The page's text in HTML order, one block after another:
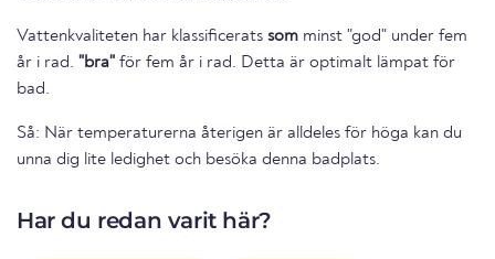
Vattenkvaliteten har klassificerats som minst "god" under fem
år i rad. "bra" för fem år i rad. Detta är optimalt lämpat för
bad.
Så: När temperaturerna återigen är alldeles för höga kan du
unna dig lite ledighet och besöka denna badplats.
Har du redan varit här?